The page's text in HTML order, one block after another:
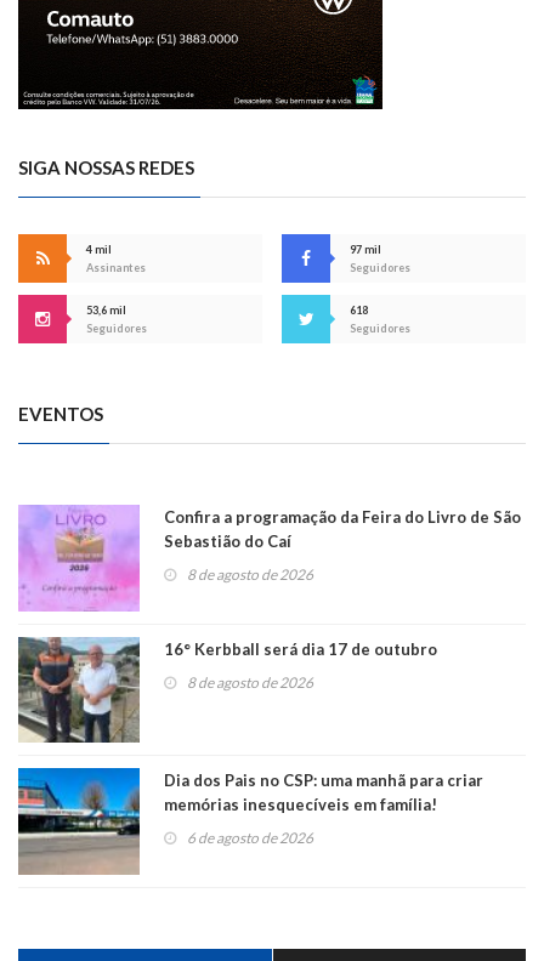
SIGA NOSSAS REDES
4 mil
Assinantes
97 mil
Seguidores
53,6 mil
Seguidores
618
Seguidores
EVENTOS
Confira a programação da Feira do Livro de São
Sebastião do Caí
8 de agosto de 2026
16° Kerbball será dia 17 de outubro
8 de agosto de 2026
Dia dos Pais no CSP: uma manhã para criar
memórias inesquecíveis em família!
6 de agosto de 2026